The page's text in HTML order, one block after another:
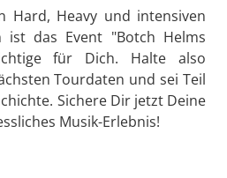
Hard, Heavy und intensiven
ist das Event "Botch Helms
für Dich. Halte also
Tourdaten und sei Teil
Sichere Dir jetzt Deine
Musik-Erlebnis!